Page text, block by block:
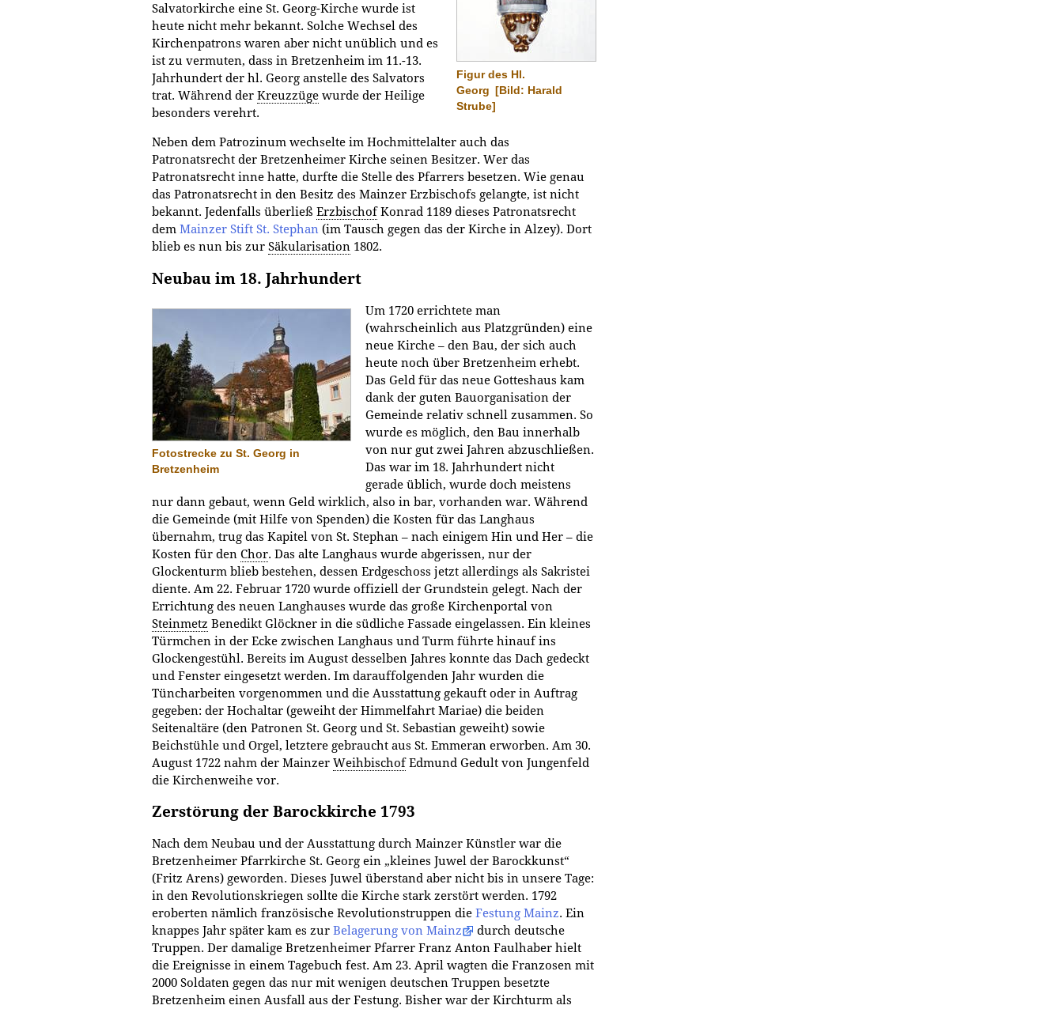
Figur des Hl.
Georg [Bild: Harald
Strube]
Salvatorkirche eine St. Georg-Kirche wurde ist
heute nicht mehr bekannt. Solche Wechsel des
Kirchenpatrons waren aber nicht unüblich und es
ist zu vermuten, dass in Bretzenheim im 11.-13.
Jahrhundert der hl. Georg anstelle des Salvators
trat. Während der Kreuzzüge wurde der Heilige
besonders verehrt.
Neben dem Patrozinum wechselte im Hochmittelalter auch das
Patronatsrecht der Bretzenheimer Kirche seinen Besitzer. Wer das
Patronatsrecht inne hatte, durfte die Stelle des Pfarrers besetzen. Wie genau
das Patronatsrecht in den Besitz des Mainzer Erzbischofs gelangte, ist nicht
bekannt. Jedenfalls überließ ErzbischofKonrad 1189 dieses Patronatsrecht
dem Mainzer Stift St. Stephan (im Tausch gegen das der Kirche in Alzey). Dort
blieb es nun bis zur Säkularisation 1802.
Neubau im 18. Jahrhundert
Fotostrecke zu St. Georg in
Bretzenheim
Um 1720 errichtete man
(wahrscheinlich aus Platzgründen) eine
neue Kirche – den Bau, der sich auch
heute noch über Bretzenheim erhebt.
Das Geld für das neue Gotteshaus kam
dank der guten Bauorganisation der
Gemeinde relativ schnell zusammen. So
wurde es möglich, den Bau innerhalb
von nur gut zwei Jahren abzuschließen.
Das war im 18. Jahrhundert nicht
gerade üblich, wurde doch meistens
nur dann gebaut, wenn Geld wirklich, also in bar, vorhanden war. Während
die Gemeinde (mit Hilfe von Spenden) die Kosten für das Langhaus
übernahm, trug das Kapitel von St. Stephan – nach einigem Hin und Her – die
Kosten für den Chor. Das alte Langhaus wurde abgerissen, nur der
Glockenturm blieb bestehen, dessen Erdgeschoss jetzt allerdings als Sakristei
diente. Am 22. Februar 1720 wurde offiziell der Grundstein gelegt. Nach der
Errichtung des neuen Langhauses wurde das große Kirchenportal von
Steinmetz Benedikt Glöckner in die südliche Fassade eingelassen. Ein kleines
Türmchen in der Ecke zwischen Langhaus und Turm führte hinauf ins
Glockengestühl. Bereits im August desselben Jahres konnte das Dach gedeckt
und Fenster eingesetzt werden. Im darauffolgenden Jahr wurden die
Tüncharbeiten vorgenommen und die Ausstattung gekauft oder in Auftrag
gegeben: der Hochaltar (geweiht der Himmelfahrt Mariae) die beiden
Seitenaltäre (den Patronen St. Georg und St. Sebastian geweiht) sowie
Beichstühle und Orgel, letztere gebraucht aus St. Emmeran erworben. Am 30.
August 1722 nahm der Mainzer WeihbischofEdmund Gedult von Jungenfeld
die Kirchenweihe vor.
Zerstörung der Barockkirche 1793
Nach dem Neubau und der Ausstattung durch Mainzer Künstler war die
Bretzenheimer Pfarrkirche St. Georg ein „kleines Juwel der Barockkunst“
(Fritz Arens) geworden. Dieses Juwel überstand aber nicht bis in unsere Tage:
in den Revolutionskriegen sollte die Kirche stark zerstört werden. 1792
eroberten nämlich französische Revolutionstruppen die Festung Mainz. Ein
knappes Jahr später kam es zur Belagerung von Mainz
durch deutsche
Truppen. Der damalige Bretzenheimer Pfarrer Franz Anton Faulhaber hielt
die Ereignisse in einem Tagebuch fest. Am 23. April wagten die Franzosen mit
2000 Soldaten gegen das nur mit wenigen deutschen Truppen besetzte
Bretzenheim einen Ausfall aus der Festung. Bisher war der Kirchturm als